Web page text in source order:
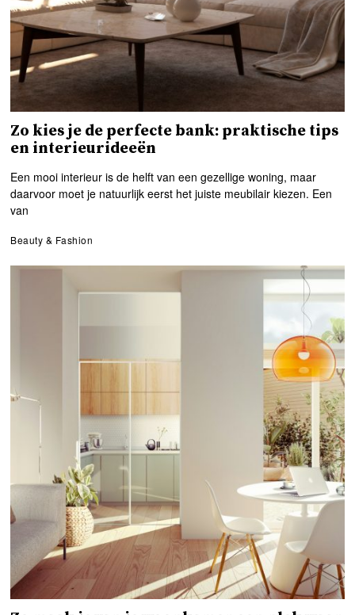
Zo kies je de perfecte bank: praktische tips
en interieurideeën
Een mooi interieur is de helft van een gezellige woning, maar
daarvoor moet je natuurlijk eerst het juiste meubilair kiezen. Een
van
Beauty & Fashion